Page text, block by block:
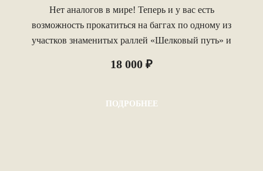
Нет аналогов в мире! Теперь и у вас есть
возможность прокатиться на баггах по одному из
участков знаменитых раллей «Шелковый путь» и
автогонщиком, который покоряет легендарные
«Большой Брат».
18 000 ₽
ПОДРОБНЕЕ